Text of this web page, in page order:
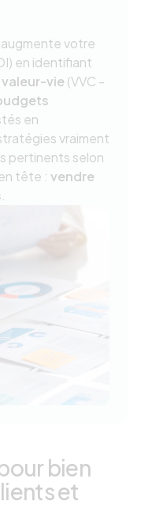
votre
en identifiant
vie (VVC -
en
vraiment
pertinents selon
tête : vendre
bien
et